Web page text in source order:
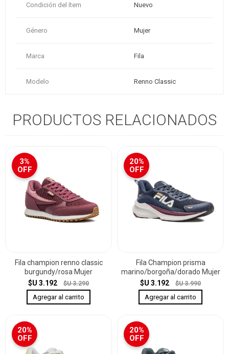
Condición del ítem Nuevo
Género Mujer
Marca Fila
Modelo Renno Classic
PRODUCTOS RELACIONADOS
3%
OFF
Fila champion renno classic
burgundy/rosa Mujer
$U 3.192
$U 3.290
20%
OFF
Fila Champion prisma
marino/borgoña/dorado Mujer
$U 3.192
$U 3.990
20%
OFF
20%
OFF